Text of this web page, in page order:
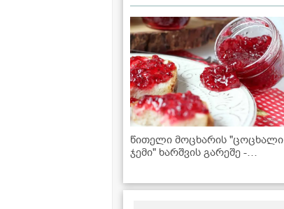
წითელი მოცხარის "ცოცხალი
ჯემი" ხარშვის გარეშე -